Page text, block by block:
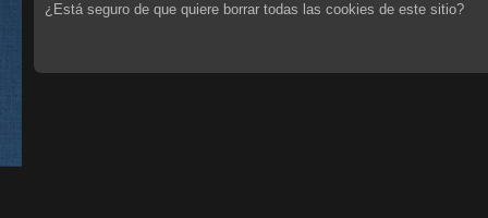
¿Está seguro de que quiere borrar todas las cookies de este sitio?